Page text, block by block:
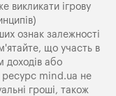
викликати ігрову
ознак залежності
що участь в
доходів або
ресурс mind.ua не
гроші, також